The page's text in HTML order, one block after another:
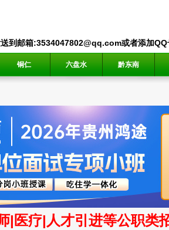
到邮箱:3534047802@qq.com或者添加
铜仁 六盘水 黔东南